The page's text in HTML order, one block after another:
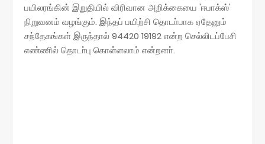
பயிலரங்கின் இறுதியில் விரிவான அறிக்கையை 'ஈபாக்ஸ்'
நிறுவனம் வழங்கும். இந்தப் பயிற்சி தொடா்பாக ஏதேனும்
சந்தேகங்கள் இருந்தால் 94420 19192 என்ற செல்லிடப்பேசி
எண்ணில் தொடா்பு கொள்ளலாம் என்றனா்.